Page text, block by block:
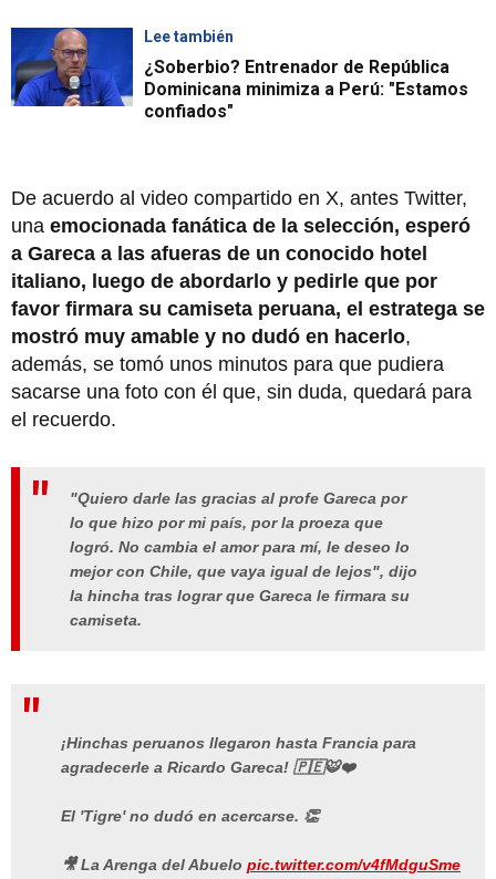
Lee también
¿Soberbio? Entrenador de República
Dominicana minimiza a Perú: "Estamos
confiados"
De acuerdo al video compartido en X, antes Twitter,
una emocionada fanática de la selección, esperó
a Gareca a las afueras de un conocido hotel
italiano, luego de abordarlo y pedirle que por
favor firmara su camiseta peruana, el estratega se
mostró muy amable y no dudó en hacerlo,
además, se tomó unos minutos para que pudiera
sacarse una foto con él que, sin duda, quedará para
el recuerdo.
"Quiero darle las gracias al profe Gareca por
lo que hizo por mi país, por la proeza que
logró. No cambia el amor para mí, le deseo lo
mejor con Chile, que vaya igual de lejos", dijo
la hincha tras lograr que Gareca le firmara su
camiseta.
¡Hinchas peruanos llegaron hasta Francia para
agradecerle a Ricardo Gareca! 🇵🇪🐯❤️
El 'Tigre' no dudó en acercarse. 👏
🎥 La Arenga del Abuelo pic.twitter.com/v4fMdguSme